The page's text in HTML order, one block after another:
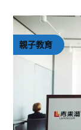
親子教育